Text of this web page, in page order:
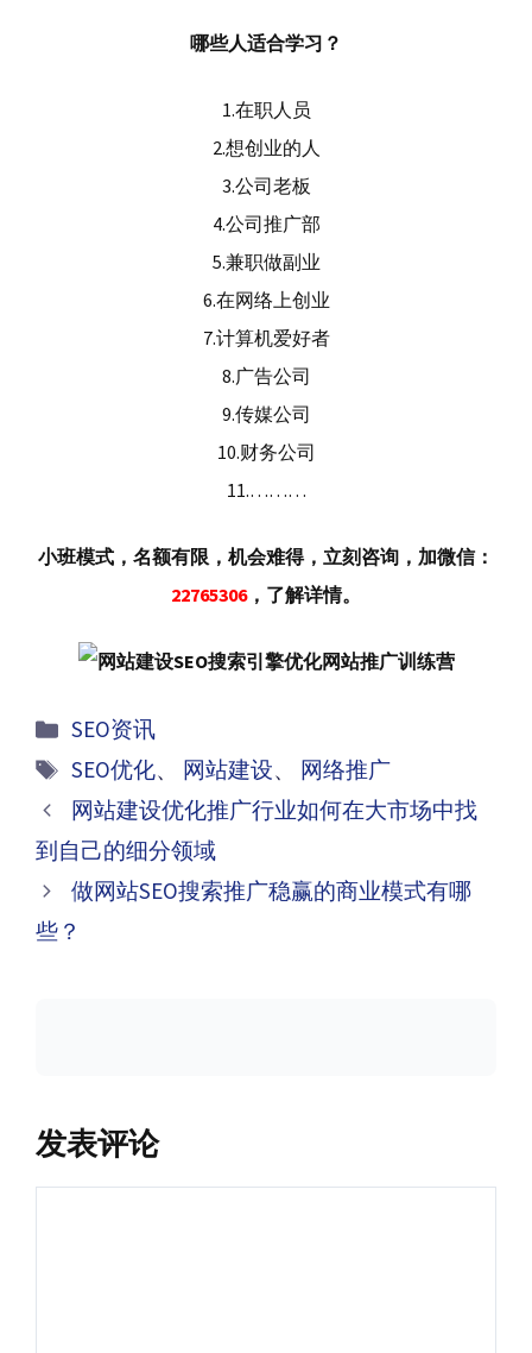
哪些人适合学习？
1.在职人员
2.想创业的人
3.公司老板
4.公司推广部
5.兼职做副业
6.在网络上创业
7.计算机爱好者
8.广告公司
9.传媒公司
10.财务公司
11.………
小班模式，名额有限，机会难得，立刻咨询，加微信：
22765306，了解详情。
分
类
SEO资讯
标
签
SEO优化、 网站建设、 网络推广
文
章
导
航
网站建设优化推广行业如何在大市场中找
到自己的细分领域
做网站SEO搜索推广稳赢的商业模式有哪
些？
发表评论